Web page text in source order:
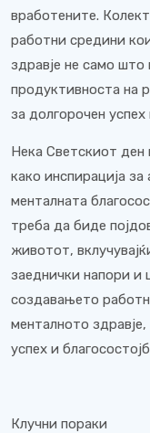
вработените.
работни средини
здравје не само што
продуктивноста на
за долгорочен
Нека Светскиот ден
како инспирација
менталната
треба да биде
животот,
заеднички напори и
создавањето
менталното
успех и
Клучни пораки